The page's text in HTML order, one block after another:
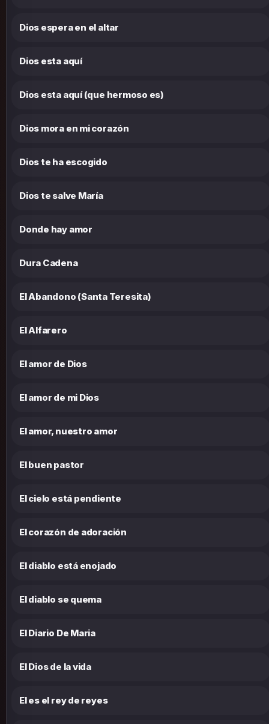
Dios espera en el altar
Dios esta aquí
Dios esta aquí (que hermoso es)
Dios mora en mi corazón
Dios te ha escogido
Dios te salve María
Donde hay amor
Dura Cadena
El Abandono (Santa Teresita)
El Alfarero
El amor de Dios
El amor de mi Dios
El amor, nuestro amor
El buen pastor
El cielo está pendiente
El corazón de adoración
El diablo está enojado
El diablo se quema
El Diario De Maria
El Dios de la vida
El es el rey de reyes